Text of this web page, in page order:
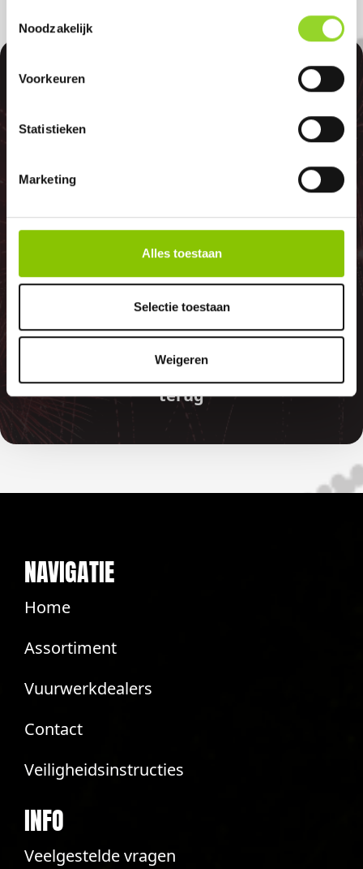
Noodzakelijk
Voorkeuren
Statistieken
Marketing
Alles toestaan
Selectie toestaan
Weigeren
100%
GELD TERUG
GARANTIE
betaalde bedragen automatisch
terug
NAVIGATIE
Home
Assortiment
Vuurwerkdealers
Contact
Veiligheidsinstructies
INFO
Veelgestelde vragen